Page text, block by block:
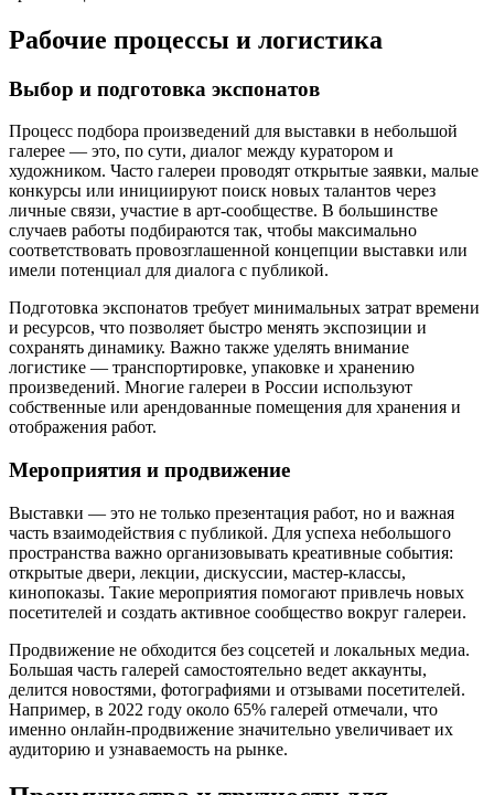
Рабочие процессы и логистика
Выбор и подготовка экспонатов
Процесс подбора произведений для выставки в небольшой
галерее — это, по сути, диалог между куратором и
художником. Часто галереи проводят открытые заявки, малые
конкурсы или инициируют поиск новых талантов через
личные связи, участие в арт-сообществе. В большинстве
случаев работы подбираются так, чтобы максимально
соответствовать провозглашенной концепции выставки или
имели потенциал для диалога с публикой.
Подготовка экспонатов требует минимальных затрат времени
и ресурсов, что позволяет быстро менять экспозиции и
сохранять динамику. Важно также уделять внимание
логистике — транспортировке, упаковке и хранению
произведений. Многие галереи в России используют
собственные или арендованные помещения для хранения и
отображения работ.
Мероприятия и продвижение
Выставки — это не только презентация работ, но и важная
часть взаимодействия с публикой. Для успеха небольшого
пространства важно организовывать креативные события:
открытые двери, лекции, дискуссии, мастер-классы,
кинопоказы. Такие мероприятия помогают привлечь новых
посетителей и создать активное сообщество вокруг галереи.
Продвижение не обходится без соцсетей и локальных медиа.
Большая часть галерей самостоятельно ведет аккаунты,
делится новостями, фотографиями и отзывами посетителей.
Например, в 2022 году около 65% галерей отмечали, что
именно онлайн-продвижение значительно увеличивает их
аудиторию и узнаваемость на рынке.